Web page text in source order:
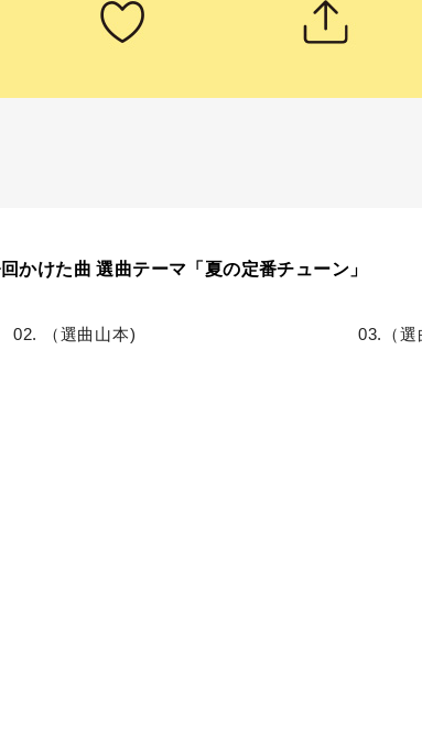
かけた曲 選曲テーマ「夏の定番チューン」
02. （選曲山本) 03.（選